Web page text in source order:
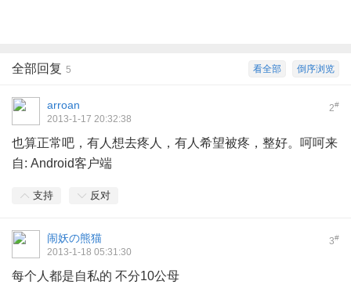
倒序浏览
看全部
全部回复 5
2#
arroan
2013-1-17 20:32:38
也算正常吧，有人想去疼人，有人希望被疼，整好。呵呵来
自: Android客户端
支持 反对
3#
闹妖の熊猫
2013-1-18 05:31:30
每个人都是自私的 不分10公母